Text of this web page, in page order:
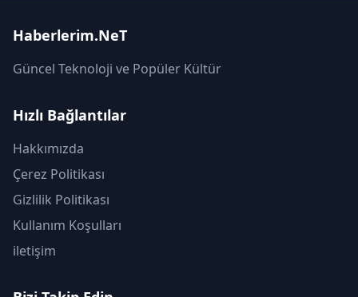
Haberlerim.NeT
Güncel Teknoloji ve Popüler Kültür
Hızlı Bağlantılar
Hakkımızda
Çerez Politikası
Gizlilik Politikası
Kullanım Koşulları
iletişim